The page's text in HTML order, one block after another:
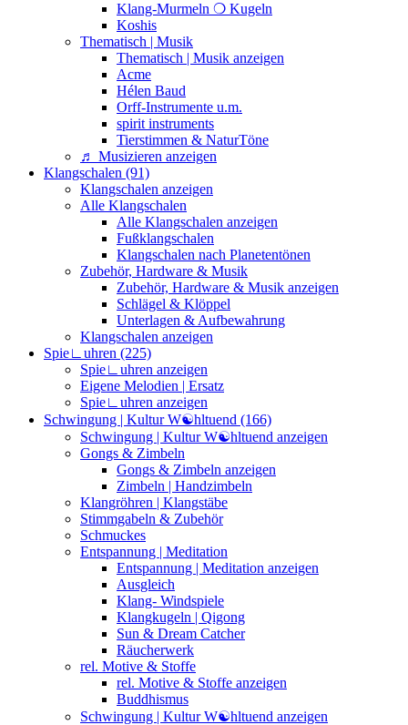
Klang-Murmeln ❍ Kugeln
Koshis
Thematisch | Musik
Thematisch | Musik anzeigen
Acme
Hélen Baud
Orff-Instrumente u.m.
spirit instruments
Tierstimmen & NaturTöne
♬ Musizieren anzeigen
Klangschalen (91)
Klangschalen anzeigen
Alle Klangschalen
Alle Klangschalen anzeigen
Fußklangschalen
Klangschalen nach Planetentönen
Zubehör, Hardware & Musik
Zubehör, Hardware & Musik anzeigen
Schlägel & Klöppel
Unterlagen & Aufbewahrung
Klangschalen anzeigen
Spie∟uhren (225)
Spie∟uhren anzeigen
Eigene Melodien | Ersatz
Spie∟uhren anzeigen
Schwingung | Kultur W☯︎hltuend (166)
Schwingung | Kultur W☯︎hltuend anzeigen
Gongs & Zimbeln
Gongs & Zimbeln anzeigen
Zimbeln | Handzimbeln
Klangröhren | Klangstäbe
Stimmgabeln & Zubehör
Schmuckes
Entspannung | Meditation
Entspannung | Meditation anzeigen
Ausgleich
Klang- Windspiele
Klangkugeln | Qigong
Sun & Dream Catcher
Räucherwerk
rel. Motive & Stoffe
rel. Motive & Stoffe anzeigen
Buddhismus
Schwingung | Kultur W☯︎hltuend anzeigen